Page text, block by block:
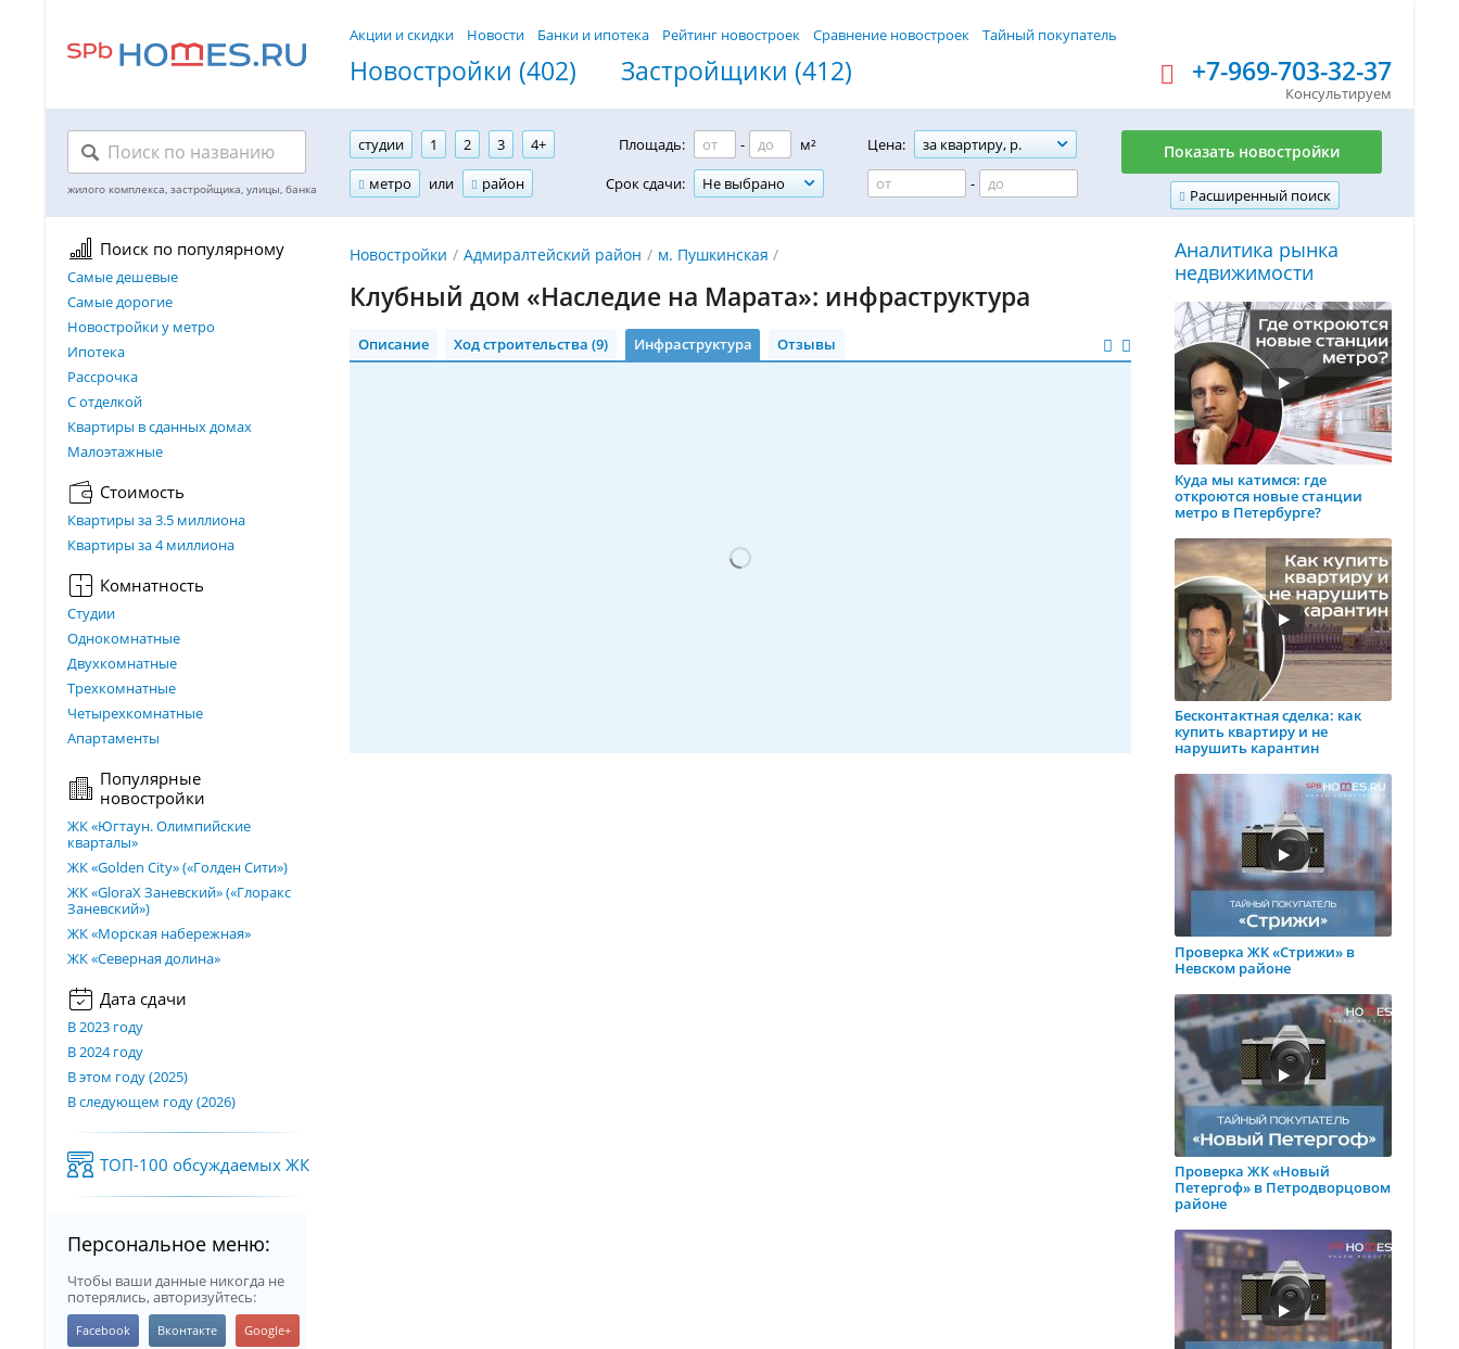
Акции и скидки Новости Банки и ипотека Рейтинг новостроек Сравнение новостроек Тайный покупатель
Новостройки (402) Застройщики (412) +7-969-703-32-37
Консультируем
студии 1 2 3
4+
метро
или район
Площадь: -
м²
Срок сдачи:
Не выбрано
Цена:
за квартиру, р.
-
Расширенный поиск
Показать новостройки
Поиск по популярному
Самые дешевые
Самые дорогие
Новостройки у метро
Ипотека
Рассрочка
С отделкой
Квартиры в сданных домах
Малоэтажные
Стоимость
Квартиры за 3.5 миллиона
Квартиры за 4 миллиона
Комнатность
Студии
Однокомнатные
Двухкомнатные
Трехкомнатные
Четырехкомнатные
Апартаменты
Популярные
новостройки
ЖК «Югтаун. Олимпийские
кварталы»
ЖК «Golden City» («Голден Сити»)
ЖК «GloraX Заневский»​ («Глоракс
Заневский»)
ЖК «Морская набережная»
ЖК «Северная долина»
Дата сдачи
В 2023 году
В 2024 году
В этом году (2025)
В следующем году (2026)
ТОП-100 обсуждаемых ЖК
Персональное меню:
Чтобы ваши данные никогда не
потерялись, авторизуйтесь:
Новостройки Адмиралтейский район м. Пушкинская
Клубный дом «Наследие на Марата»: инфраструктура
Описание Ход строительства (9) Инфраструктура Отзывы
Аналитика рынка
недвижимости
Куда мы катимся: где
откроются новые станции
метро в Петербурге?
Бесконтактная сделка: как
купить квартиру и не
нарушить карантин
Проверка ЖК «Стрижи» в
Невском районе
Проверка ЖК «Новый
Петергоф» в Петродворцовом
районе